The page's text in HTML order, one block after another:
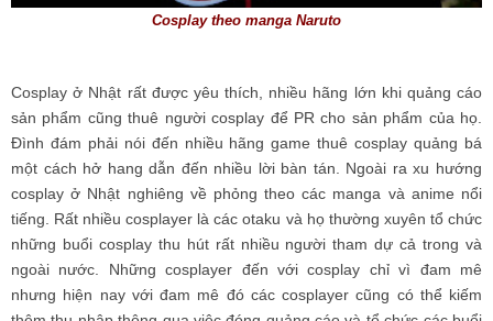
Cosplay theo manga Naruto
Cosplay ở Nhật rất được yêu thích, nhiều hãng lớn khi quảng cáo
sản phẩm cũng thuê người cosplay để PR cho sản phẩm của họ.
Đình đám phải nói đến nhiều hãng game thuê cosplay quảng bá
một cách hở hang dẫn đến nhiều lời bàn tán. Ngoài ra xu hướng
cosplay ở Nhật nghiêng về phỏng theo các manga và anime nổi
tiếng. Rất nhiều cosplayer là các otaku và họ thường xuyên tổ chức
những buổi cosplay thu hút rất nhiều người tham dự cả trong và
ngoài nước. Những cosplayer đến với cosplay chỉ vì đam mê
nhưng hiện nay với đam mê đó các cosplayer cũng có thể kiếm